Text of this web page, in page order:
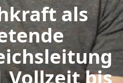
als
bis